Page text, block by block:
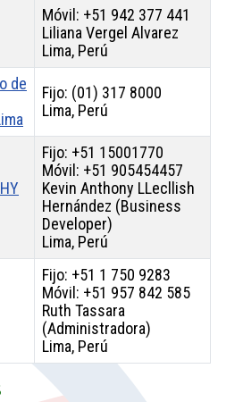
Móvil: +51 942 377 441
Liliana Vergel Alvarez
Lima, Perú
de
Fijo: (01) 317 8000
Lima, Perú
Fijo: +51 15001770
Móvil: +51 905454457
Kevin Anthony LLecllish
Hernández (Business
Developer)
Lima, Perú
Fijo: +51 1 750 9283
Móvil: +51 957 842 585
Ruth Tassara
(Administradora)
Lima, Perú